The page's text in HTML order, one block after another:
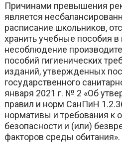
Причинами превышения
является
расписание школьников,
хранить учебные пособия в
несоблюдение
пособий гигиенических
изданий, утвержденных
государственного
января 2021 г. № 2 «Об
правил и норм СанПиН
нормативы и требования к
безопасности и (или)
факторов среды обитания».